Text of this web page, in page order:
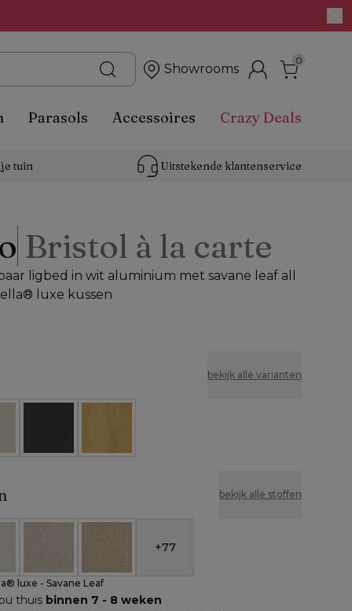
Showrooms
0
Parasols Accessoires Crazy Deals
tuin Uitstekende klantenservice
Bristol à la carte
ligbed in wit aluminium met savane leaf all
luxe kussen
bekijk alle varianten
bekijk alle stoffen
luxe - Savane Leaf
Cosytica - Althea Off White
All Weather Cosytica - Althea Chalk
All Weather Cosytica - Althea Camel
+77
luxe - Savane Leaf
thuis binnen 7 - 8 weken